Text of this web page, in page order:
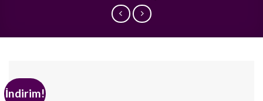
İndirim!